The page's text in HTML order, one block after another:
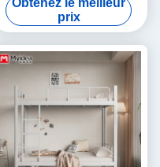
pour les étudiants, échelle à
marches, lit de dortoir pour
employés multi-personnes
Obtenez le meilleur
prix